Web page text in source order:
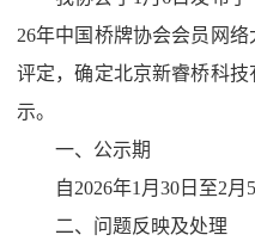
26年中国桥牌协会会员网
评定，确定北京新睿桥科
示。
一、公示期
自2026年1月30日至2月
二、问题反映及处理